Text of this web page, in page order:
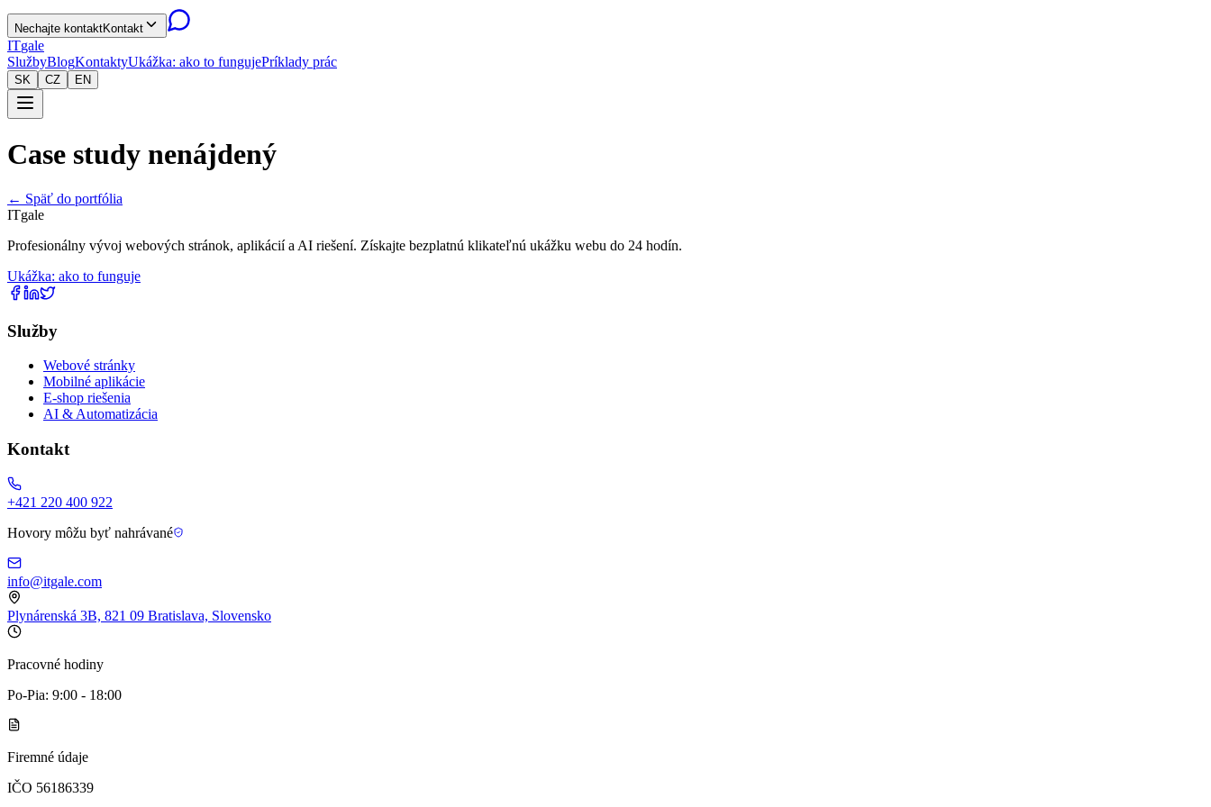
Nechajte kontaktKontakt
ITgale
SlužbyBlogKontaktyUkážka: ako to fungujePríklady prác
SK CZ EN
Case study nenájdený
← Späť do portfólia
ITgale
Profesionálny vývoj webových stránok, aplikácií a AI riešení. Získajte bezplatnú klikateľnú ukážku webu do 24 hodín.
Ukážka: ako to funguje
Služby
Webové stránky
Mobilné aplikácie
E-shop riešenia
AI & Automatizácia
Kontakt
+421 220 400 922
Hovory môžu byť nahrávané
info@itgale.com
Plynárenská 3B, 821 09 Bratislava, Slovensko
Pracovné hodiny
Po-Pia: 9:00 - 18:00
Firemné údaje
IČO 56186339